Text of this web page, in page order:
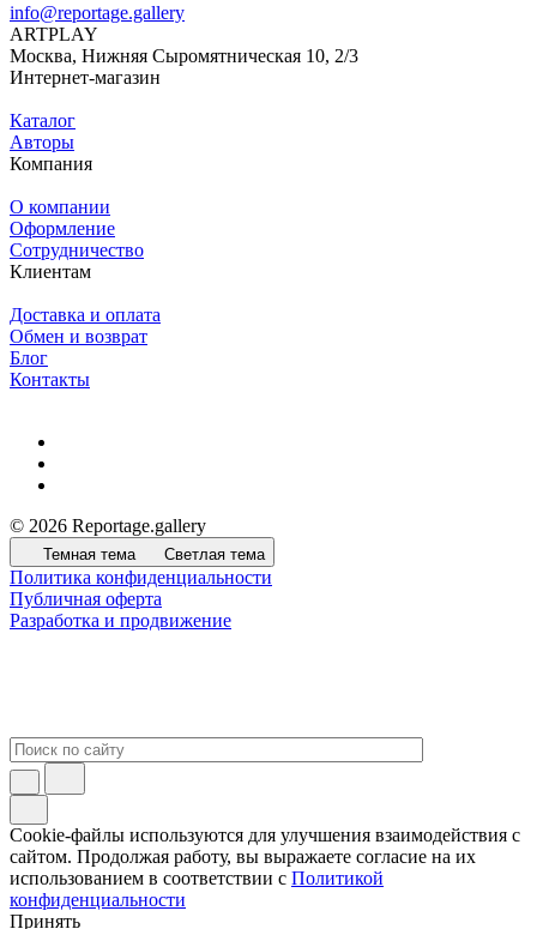
info@reportage.gallery
ARTPLAY
Москва, Нижняя Сыромятническая 10, 2/3
Интернет-магазин
Каталог
Авторы
Компания
О компании
Оформление
Сотрудничество
Клиентам
Доставка и оплата
Обмен и возврат
Блог
Контакты
© 2026 Reportage.gallery
Темная тема Светлая тема
Политика конфиденциальности
Публичная оферта
Разработка и продвижение
Cookie-файлы используются для улучшения взаимодействия с
сайтом. Продолжая работу, вы выражаете согласие на их
использованием в соответствии с Политикой
конфиденциальности
Принять